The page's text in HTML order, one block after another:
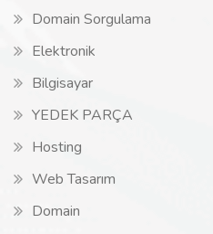
Domain Sorgulama
Elektronik
Bilgisayar
YEDEK PARÇA
Hosting
Web Tasarım
Domain